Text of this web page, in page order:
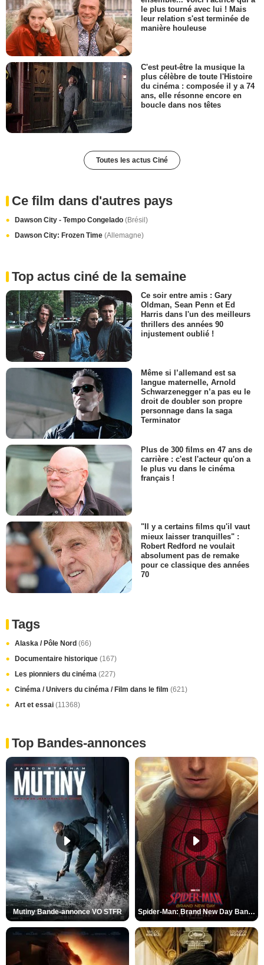
le plus tourné avec lui ! Mais
leur relation s'est terminée de
manière houleuse
C'est peut-être la musique la
plus célèbre de toute l'Histoire
du cinéma : composée il y a 74
ans, elle résonne encore en
boucle dans nos têtes
Toutes les actus Ciné
Ce film dans d'autres pays
Dawson City - Tempo Congelado (Brésil)
Dawson City: Frozen Time (Allemagne)
Top actus ciné de la semaine
Ce soir entre amis : Gary
Oldman, Sean Penn et Ed
Harris dans l'un des meilleurs
thrillers des années 90
injustement oublié !
Même si l’allemand est sa
langue maternelle, Arnold
Schwarzenegger n’a pas eu le
droit de doubler son propre
personnage dans la saga
Terminator
Plus de 300 films en 47 ans de
carrière : c'est l'acteur qu'on a
le plus vu dans le cinéma
français !
"Il y a certains films qu'il vaut
mieux laisser tranquilles" :
Robert Redford ne voulait
absolument pas de remake
pour ce classique des années
70
Tags
Alaska / Pôle Nord (66)
Documentaire historique (167)
Les pionniers du cinéma (227)
Cinéma / Univers du cinéma / Film dans le film (621)
Art et essai (11368)
Top Bandes-annonces
Mutiny Bande-annonce VO STFR Spider-Man: Brand New Day Bande-annonce VO STFR